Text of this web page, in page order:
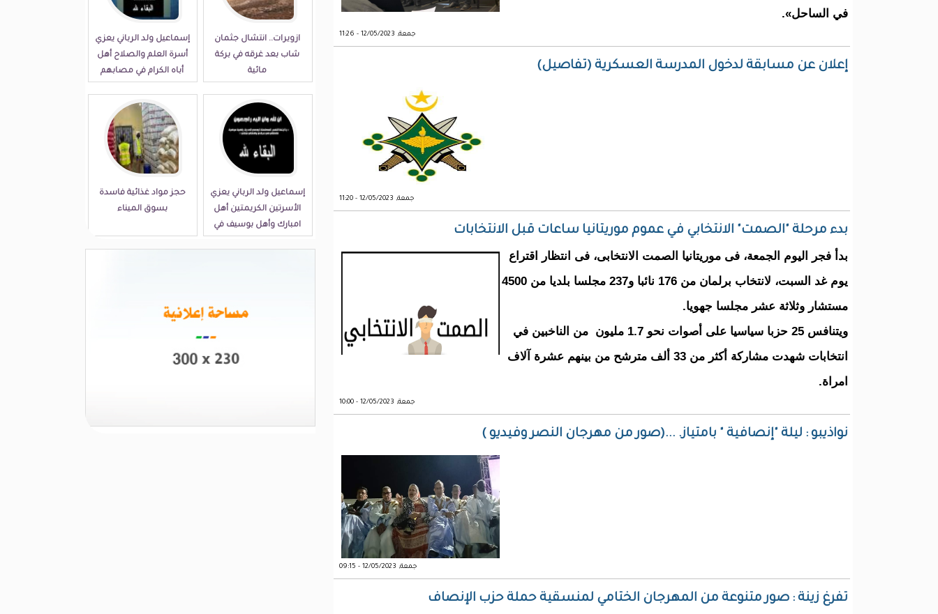
في الساحل».
جمعة, 12/05/2023 - 11:26
إعلان عن مسابقة لدخول المدرسة العسكرية (تفاصيل)
جمعة, 12/05/2023 - 11:20
بدء مرحلة "الصمت" الانتخابي في عموم موريتانيا ساعات قبل الانتخابات
بدأ فجر اليوم الجمعة، فى موريتانيا الصمت الانتخابى، فى انتظار اقتراع
يوم غد السبت، لانتخاب برلمان من 176 نائبا و237 مجلسا بلديا من 4500
مستشار وثلاثة عشر مجلسا جهويا.
ويتنافس 25 حزبا سياسيا على أصوات نحو 1.7 مليون من الناخبين في
انتخابات شهدت مشاركة أكثر من 33 ألف مترشح من بينهم عشرة آلاف
امراة.
جمعة, 12/05/2023 - 10:00
نواذيبو : ليلة "إنصافية " بامتياز. ...(صور من مهرجان النصر وفيديو )
جمعة, 12/05/2023 - 09:15
تفرغ زينة : صور متنوعة من المهرجان الختامي لمنسقية حملة حزب الإنصاف
ازويرات.. انتشال جثمان
شاب بعد غرقه في بركة
مائية
إسماعيل ولد الرباني يعزي
أسرة العلم والصلاح أهل
أباه الكرام في مصابهم
إسماعيل ولد الرباني يعزي
الأسرتين الكريمتين أهل
امبارك وأهل بوسيف في
حجز مواد غذائية فاسدة
بسوق الميناء